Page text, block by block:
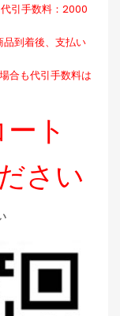
引手数料：2000
到着後、支払い
合も代引手数料は
ト
さい